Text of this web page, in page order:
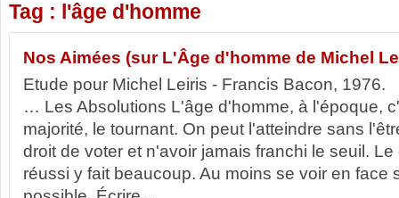
Tag : l'âge d'homme
Nos Aimées (sur L'Âge d'homme de Michel
Etude pour Michel Leiris - Francis Bacon,
… Les Absolutions L'âge d'homme, à l'époque,
majorité, le tournant. On peut l'atteindre sans
droit de voter et n'avoir jamais franchi le seuil.
réussi y fait beaucoup. Au moins se voir en face